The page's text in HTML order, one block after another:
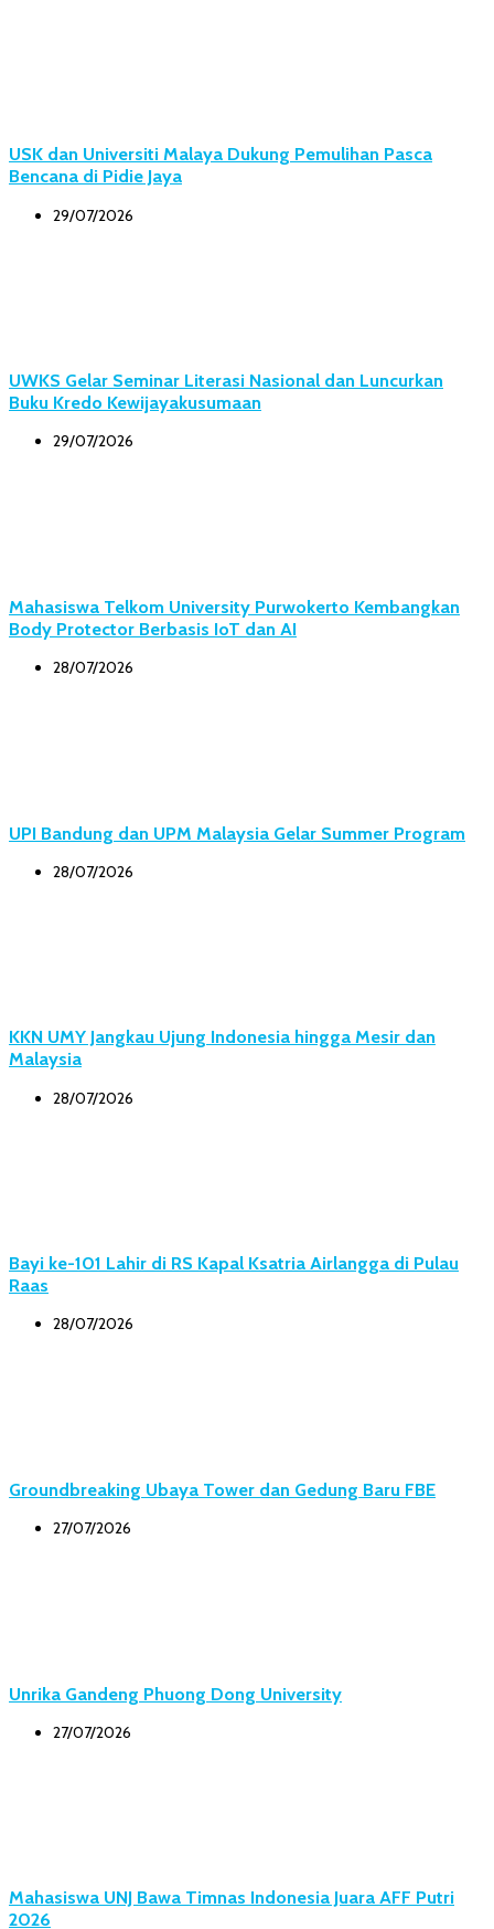
USK dan Universiti Malaya Dukung Pemulihan Pasca
Bencana di Pidie Jaya
29/07/2026
UWKS Gelar Seminar Literasi Nasional dan Luncurkan
Buku Kredo Kewijayakusumaan
29/07/2026
Mahasiswa Telkom University Purwokerto Kembangkan
Body Protector Berbasis IoT dan AI
28/07/2026
UPI Bandung dan UPM Malaysia Gelar Summer Program
28/07/2026
KKN UMY Jangkau Ujung Indonesia hingga Mesir dan
Malaysia
28/07/2026
Bayi ke-101 Lahir di RS Kapal Ksatria Airlangga di Pulau
Raas
28/07/2026
Groundbreaking Ubaya Tower dan Gedung Baru FBE
27/07/2026
Unrika Gandeng Phuong Dong University
27/07/2026
Mahasiswa UNJ Bawa Timnas Indonesia Juara AFF Putri
2026